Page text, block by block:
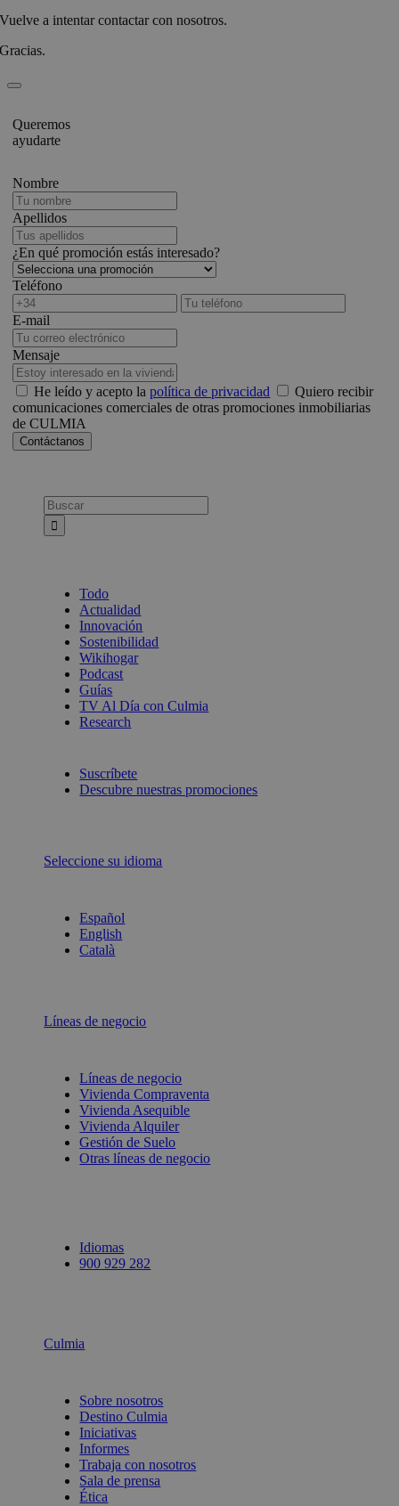
Vuelve a intentar contactar con nosotros.
Gracias.
Queremos
ayudarte
Nombre
Apellidos
¿En qué promoción estás interesado?
Teléfono
E-mail
Mensaje
He leído y acepto lapolítica de privacidad
Quiero recibir
comunicaciones comerciales de otras promociones inmobiliarias
de CULMIA
Busca:
Todo
Actualidad
Innovación
Sostenibilidad
Wikihogar
Podcast
Guías
TV Al Día con Culmia
Research
Suscríbete
Descubre nuestras promociones
Seleccione su idioma
Español
English
Català
Líneas de negocio
Líneas de negocio
Vivienda Compraventa
Vivienda Asequible
Vivienda Alquiler
Gestión de Suelo
Otras líneas de negocio
Idiomas
900 929 282
Culmia
Sobre nosotros
Destino Culmia
Iniciativas
Informes
Trabaja con nosotros
Sala de prensa
Ética